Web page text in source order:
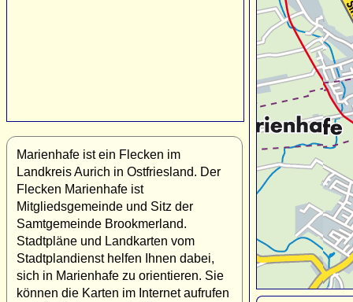
Marienhafe ist ein Flecken im
Landkreis Aurich in Ostfriesland. Der
Flecken Marienhafe ist
Mitgliedsgemeinde und Sitz der
Samtgemeinde Brookmerland.
Stadtpläne und Landkarten vom
Stadtplandienst helfen Ihnen dabei,
sich in Marienhafe zu orientieren. Sie
können die Karten im Internet aufrufen